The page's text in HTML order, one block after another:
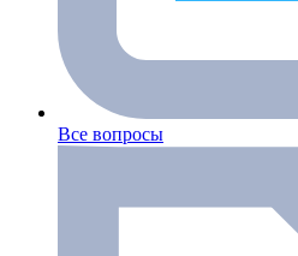
Все вопросы